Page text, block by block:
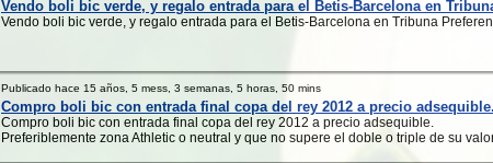
Vendo boli bic verde, y regalo entrada para el Betis-Barcelona en
Vendo boli bic verde, y regalo entrada para el Betis-Barcelona en Tribuna
Publicado hace 15 años, 5 mess, 3 semanas, 5 horas, 50 mins
Compro boli bic con entrada final copa del rey 2012 a precio adsequible.
Compro boli bic con entrada final copa del rey 2012 a precio adsequible.
Preferiblemente zona Athletic o neutral y que no supere el doble o triple de su